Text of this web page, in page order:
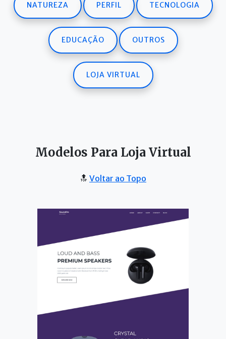
NATUREZA PERFIL TECNOLOGIA
EDUCAÇÃO OUTROS
LOJA VIRTUAL
Modelos Para Loja Virtual
🔝 Voltar ao Topo